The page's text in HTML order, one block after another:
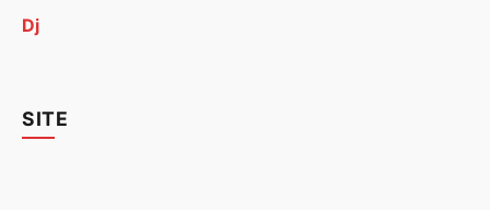
Dj
SITE